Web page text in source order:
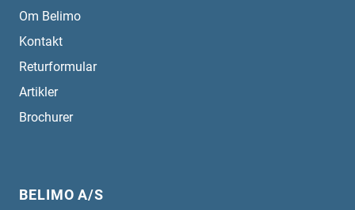
Om Belimo
Kontakt
Returformular
Artikler
Brochurer
BELIMO A/S